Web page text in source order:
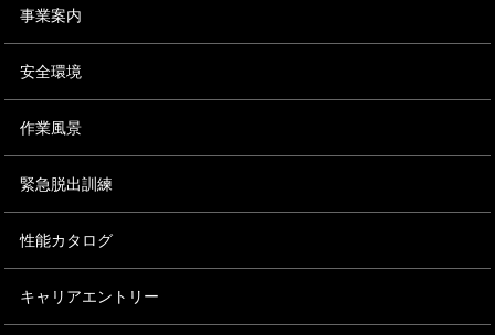
事業案内
安全環境
作業風景
緊急脱出訓練
性能カタログ
キャリアエントリー